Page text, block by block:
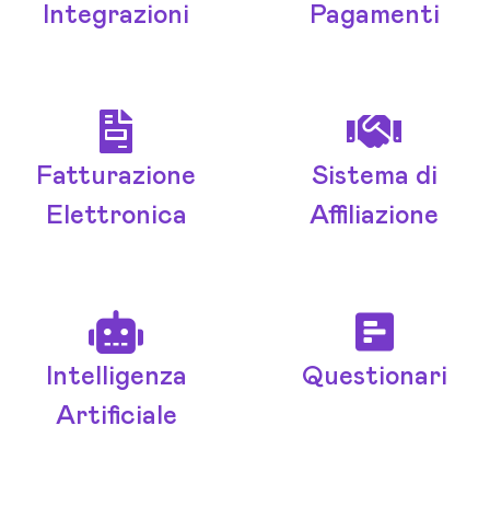
Integrazioni Pagamenti
Fatturazione
Elettronica
Sistema di
Affiliazione
Intelligenza
Artificiale
Questionari